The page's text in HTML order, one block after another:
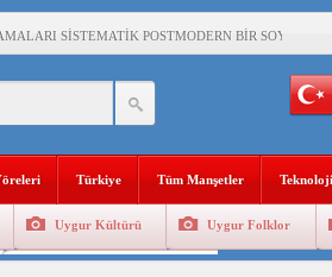
SİSTEMATİK POSTMODERN BİR
: DOĞU TÜRKİSTAN BİZİM KIRMIZI
AKADEMİSİ BAŞKANI’NA TEPKİLER
URUMÇİ ŞEHİTLERİNİ RAHMETLE
Türkiye Tüm Manşetler Teknoloji
Uygur Kültürü Uygur Folklor